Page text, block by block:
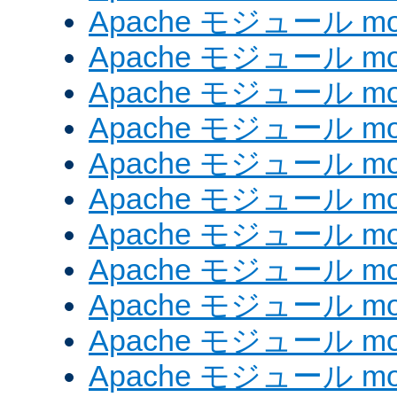
Apache モジュール
Apache モジュール
Apache モジュール
Apache モジュール
Apache モジュール
Apache モジュール
Apache モジュール
Apache モジュール
Apache モジュール
Apache モジュール
Apache モジュール